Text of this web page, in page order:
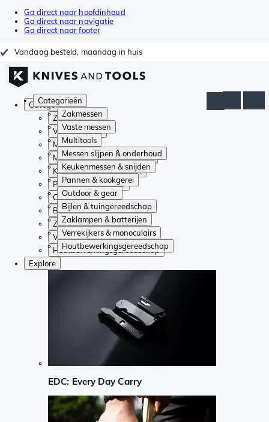
Ga direct naar hoofdinhoud
Ga direct naar navigatie
Ga direct naar footer
Vandaag besteld, maandag in huis
Categorieën
Zakmessen
Vaste messen
Multitools
Messen slijpen & onderhoud
Keukenmessen & snijden
Pannen & kookgerei
Outdoor & gear
Bijlen & tuingereedschap
Zaklampen & batterijen
Verrekijkers & monoculairs
Houtbewerkingsgereedschap
Categorieën
Zakmessen
Vaste messen
Multitools
Messen slijpen & onderhoud
Keukenmessen & snijden
Pannen & kookgerei
Outdoor & gear
Bijlen & tuingereedschap
Zaklampen & batterijen
Verrekijkers & monoculairs
Houtbewerkingsgereedschap
Explore
EDC: Every Day Carry